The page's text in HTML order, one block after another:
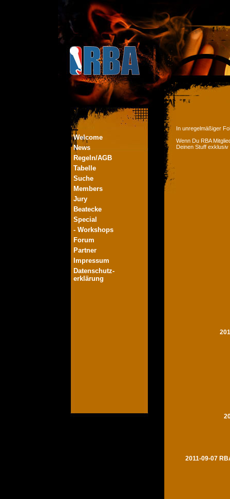
Welcome
News
Regeln/AGB
Tabelle
Suche
Members
Jury
Beatecke
Special
- Workshops
Forum
Partner
Impressum
Datenschutz-
erklärung
In unregelmäßiger
Wenn Du RBA
Deinen Stuff
2011-09-07